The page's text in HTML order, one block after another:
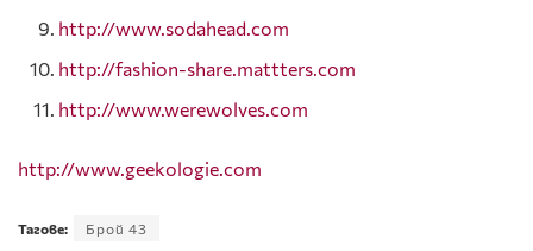
http://www.sodahead.com
http://fashion-share.mattters.com
http://www.werewolves.com
http://www.geekologie.com
Тагове: Брой 43